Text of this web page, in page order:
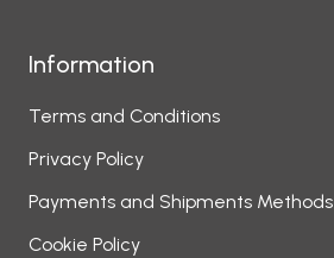
Information
Terms and Conditions
Privacy Policy
Payments and Shipments Methods
Cookie Policy